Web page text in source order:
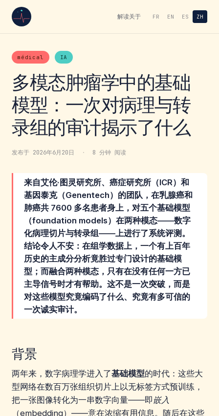
解读关于 FR EN ES ZH
médical IA
多模态肿瘤学中的基础
模型：一次对病理与转
录组的审计揭示了什么
发布于 2026年6月20日 · 8 分钟 阅读
来自艾伦·图灵研究所、癌症研究所（ICR）和
基因泰克（Genentech）的团队，在乳腺癌和
肺癌共 7600 多名患者身上，对五个基础模型
（foundation models）在两种模态——数字
化病理切片与转录组——上进行了系统评测。
结论令人不安：在组学数据上，一个有上百年
历史的主成分分析竟胜过专门设计的基础模
型；而融合两种模态，只有在没有任何一方已
主导信号时才有帮助。这不是一次突破，而是
对这些模型究竟编码了什么、究竟有多可信的
一次诚实审计。
背景
两年来，数字病理学进入了基础模型的时代：这些大
型网络在数百万张组织切片上以无标签方式预训练，
把一张图像转化为一串数字向量——即 嵌入
（embedding）——意在浓缩有用信息。随后在这些